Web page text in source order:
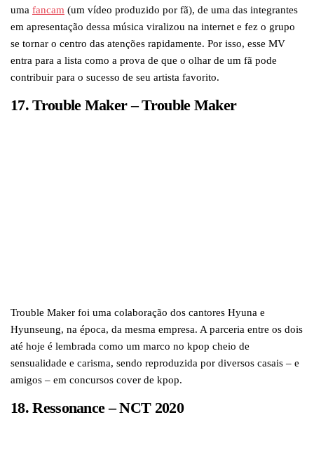
uma fancam (um vídeo produzido por fã), de uma das integrantes
em apresentação dessa música viralizou na internet e fez o grupo
se tornar o centro das atenções rapidamente. Por isso, esse MV
entra para a lista como a prova de que o olhar de um fã pode
contribuir para o sucesso de seu artista favorito.
17. Trouble Maker – Trouble Maker
Trouble Maker foi uma colaboração dos cantores Hyuna e
Hyunseung, na época, da mesma empresa. A parceria entre os dois
até hoje é lembrada como um marco no kpop cheio de
sensualidade e carisma, sendo reproduzida por diversos casais – e
amigos – em concursos cover de kpop.
18. Ressonance – NCT 2020